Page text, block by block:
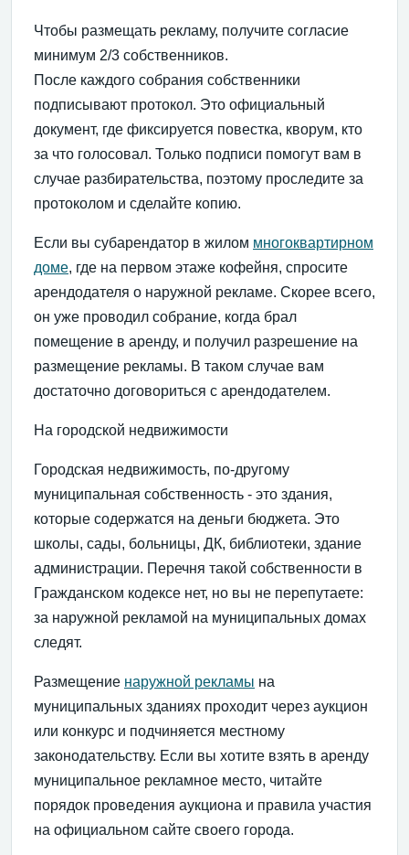
Чтобы размещать рекламу, получите согласие
минимум 2/3 собственников.
После каждого собрания собственники
подписывают протокол. Это официальный
документ, где фиксируется повестка, кворум, кто
за что голосовал. Только подписи помогут вам в
случае разбирательства, поэтому проследите за
протоколом и сделайте копию.
Если вы субарендатор в жилом многоквартирном
доме, где на первом этаже кофейня, спросите
арендодателя о наружной рекламе. Скорее всего,
он уже проводил собрание, когда брал
помещение в аренду, и получил разрешение на
размещение рекламы. В таком случае вам
достаточно договориться с арендодателем.
На городской недвижимости
Городская недвижимость, по-другому
муниципальная собственность - это здания,
которые содержатся на деньги бюджета. Это
школы, сады, больницы, ДК, библиотеки, здание
администрации. Перечня такой собственности в
Гражданском кодексе нет, но вы не перепутаете:
за наружной рекламой на муниципальных домах
следят.
Размещение наружной рекламы на
муниципальных зданиях проходит через аукцион
или конкурс и подчиняется местному
законодательству. Если вы хотите взять в аренду
муниципальное рекламное место, читайте
порядок проведения аукциона и правила участия
на официальном сайте своего города.